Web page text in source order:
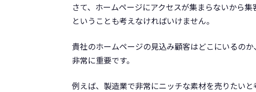
さて、ホームページにアクセスが集まらないから
ということも考えなければいけません。
貴社のホームページの見込み顧客はどこにいるの
非常に重要です。
例えば、製造業で非常にニッチな素材を売りたい